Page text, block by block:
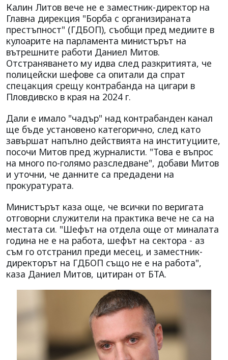
Калин Литов вече не е заместник-директор на
Главна дирекция "Борба с организираната
престъпност" (ГДБОП), съобщи пред медиите в
кулоарите на парламента министърът на
вътрешните работи Даниел Митов.
Отстраняването му идва след разкритията, че
полицейски шефове са опитали да спрат
спецакция срещу контрабанда на цигари в
Пловдивско в края на 2024 г.
Дали е имало "чадър" над контрабанден канал
ще бъде установено категорично, след като
завършат напълно действията на институциите,
посочи Митов пред журналисти. "Това е въпрос
на много по-голямо разследване", добави Митов
и уточни, че данните са предадени на
прокуратурата.
Министърът каза още, че всички по веригата
отговорни служители на практика вече не са на
местата си. "Шефът на отдела още от миналата
година не е на работа, шефът на сектора - аз
съм го отстранил преди месец, и заместник-
директорът на ГДБОП също не е на работа",
каза Даниел Митов, цитиран от БТА.